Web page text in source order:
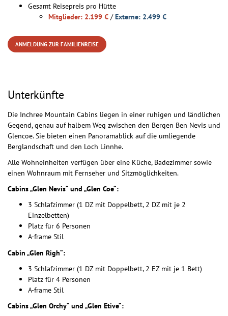
Gesamt Reisepreis pro Hütte
Mitglieder: 2.199 € /Externe: 2.499 €
ANMELDUNG ZUR FAMILIENREISE
Unterkünfte
Die Inchree Mountain Cabins liegen in einer ruhigen und ländlichen
Gegend, genau auf halbem Weg zwischen den Bergen Ben Nevis und
Glencoe. Sie bieten einen Panoramablick auf die umliegende
Berglandschaft und den Loch Linnhe.
Alle Wohneinheiten verfügen über eine Küche, Badezimmer sowie
einen Wohnraum mit Fernseher und Sitzmöglichkeiten.
Cabins „Glen Nevis“ und „Glen Coe“:
3 Schlafzimmer (1 DZ mit Doppelbett, 2 DZ mit je 2
Einzelbetten)
Platz für 6 Personen
A-frame Stil
Cabin „Glen Righ“:
3 Schlafzimmer (1 DZ mit Doppelbett, 2 EZ mit je 1 Bett)
Platz für 4 Personen
A-frame Stil
Cabins „Glen Orchy“ und „Glen Etive“: